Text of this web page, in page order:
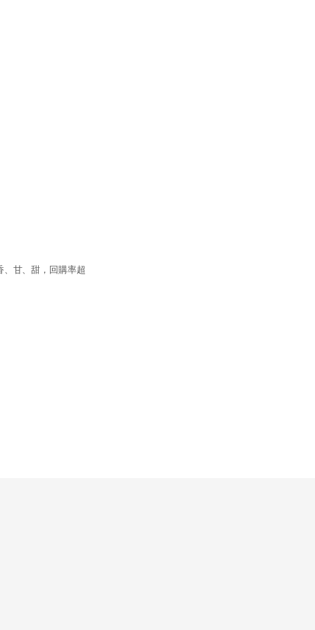
、甘、甜，回購率超